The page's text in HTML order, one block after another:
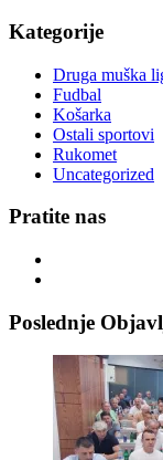
Kategorije
Druga muška
Fudbal
Košarka
Ostali sportovi
Rukomet
Uncategorized
Pratite nas
Poslednje